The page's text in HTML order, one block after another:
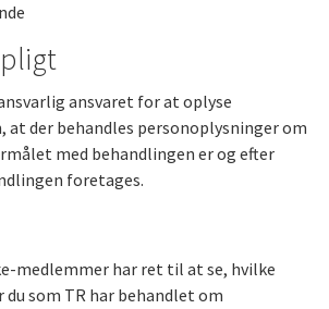
ansvaret for at oplyse
at der behandles personoplysninger om
med behandlingen er og efter
foretages.
medlemmer har ret til at se, hvilke
som TR har behandlet om